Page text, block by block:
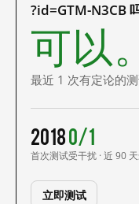
?id=GTM-N3CB
可以。
最近 1 次有定论的测
2018
首次测试
0/1
受干扰 · 近 90 天
立即测试